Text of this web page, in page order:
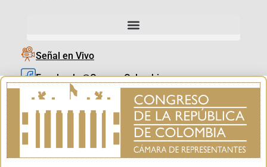
Señal en Vivo
Facebook_@CamaraColombia
Instagram_@CamaraColombia
X_@CamaraColombia
Youtube_@CamaraColombia